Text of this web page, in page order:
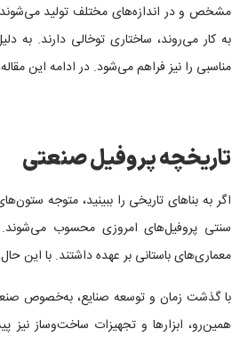
مشخص و در اندازه‌های مختلف تولید
به کار می‌روند، ساختاری توخالی دارند.
مناسبی را نیز فراهم می‌شود. در ادامه این
تاریخچه پروفیل صنعتی
اگر به بناهای تاریخی را ببینید، متوجه
سنتی پروفیل‌های امروزی محسوب می‌شوند.
معماری‌های باستانی بر عهده داشتند. با این
با گذشت زمان و توسعه صنایع، به‌خصوص
همین‌رو، ابزارها و تجهیزات ساخت‌وساز نیز